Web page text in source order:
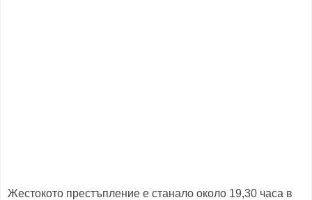
Жестокото престъпление е станало около 19,30 часа в